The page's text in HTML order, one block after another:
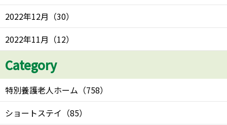
2022年12月 （30）
2022年11月 （12）
Category
特別養護老人ホーム （758）
ショートステイ （85）